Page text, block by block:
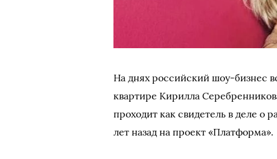
На днях российский шоу-бизнес
квартире Кирилла
проходит как свидетель в деле о
лет назад на проект «Платформа».